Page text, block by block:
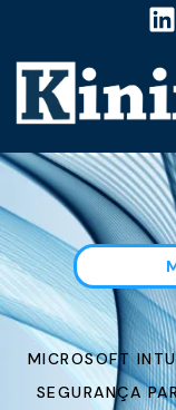
MICROSOFT
SEGURANÇA